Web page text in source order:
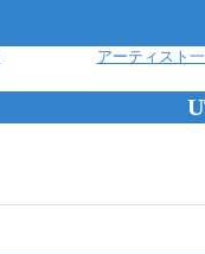
アーティスト